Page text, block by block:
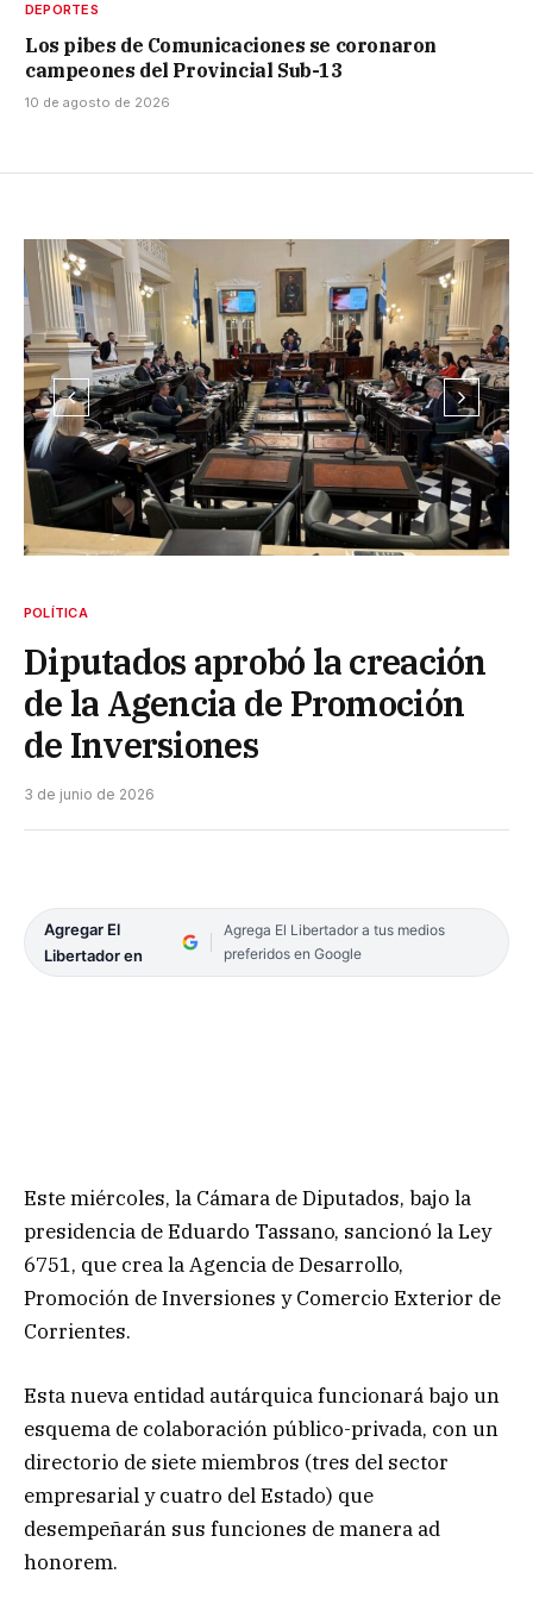
DEPORTES
Los pibes de Comunicaciones se coronaron
campeones del Provincial Sub-13
10 de agosto de 2026
POLÍTICA
Diputados aprobó la creación
de la Agencia de Promoción
de Inversiones
3 de junio de 2026
Agregar El
Libertador en
Agrega El Libertador a tus medios
preferidos en Google
Este miércoles, la Cámara de Diputados, bajo la
presidencia de Eduardo Tassano, sancionó la Ley
6751, que crea la Agencia de Desarrollo,
Promoción de Inversiones y Comercio Exterior de
Corrientes.
Esta nueva entidad autárquica funcionará bajo un
esquema de colaboración público-privada, con un
directorio de siete miembros (tres del sector
empresarial y cuatro del Estado) que
desempeñarán sus funciones de manera ad
honorem.